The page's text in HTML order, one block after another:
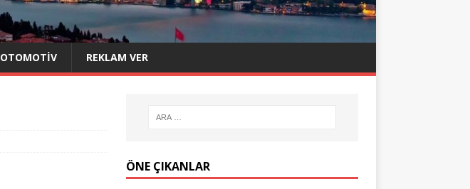
OTOMOTIV REKLAM VER
ÖNE ÇIKANLAR